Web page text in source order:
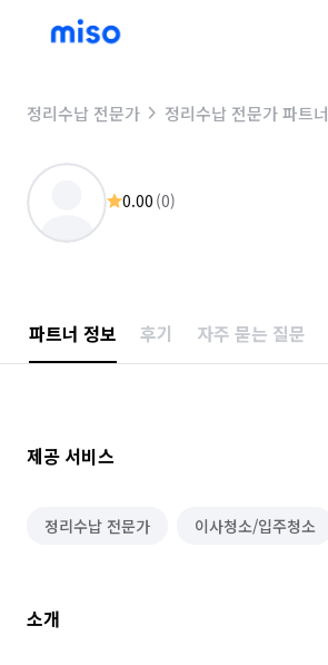
정리수납 전문가 정리수납 전문가 파트너
0.00 (0)
파트너 정보 후기 자주 묻는 질문
제공 서비스
정리수납 전문가 이사청소/입주청소
소개